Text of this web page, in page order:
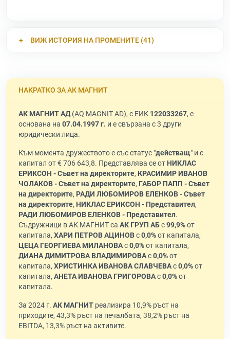
ВИЖ ИСТОРИЯ НА ПРОМЕНИТЕ (41)
НАКРАТКО ЗА АК МАГНИТ
АК МАГНИТ АД(AQ MAGNIT AD), с ЕИК 122033267, е
основана на 07.04.1997 г. и е свързана с 3 други
юридически лица.
Към момента дружеството е със статус "действащ" и с
капитал от € 706 643,8. Представлява се от НИКЛАС
ЕРИКСОН - Съвет на директорите, КРАСИМИР ИВАНОВ
ЧОЛАКОВ - Съвет на директорите, ГАБОР ПАПП - Съвет
на директорите, РАДИ ЛЮБОМИРОВ ЕЛЕНКОВ - Съвет
на директорите, НИКЛАС ЕРИКСОН - Представител,
РАДИ ЛЮБОМИРОВ ЕЛЕНКОВ - Представител.
Съдружници в АК МАГНИТ са АК ГРУП АБс99,9%от
капитала, ХАРИ ПЕТРОВ АЦИНОВс0,0%от капитала,
ЦЕЦА ГЕОРГИЕВА МИЛАНОВАс0,0%от капитала,
ДИАНА ДИМИТРОВА ВЛАДИМИРОВАс0,0%от
капитала, ХРИСТИНКА ИВАНОВА СЛАВЧЕВАс0,0%от
капитала, АНЕТА ИВАНОВА ГРИГОРОВАс0,0%от
капитала.
За 2024 г. АК МАГНИТ реализира 10,9% ръст на
приходите, 43,3% ръст на печалбата, 38,2% ръст на
EBITDA, 13,3% ръст на активите.